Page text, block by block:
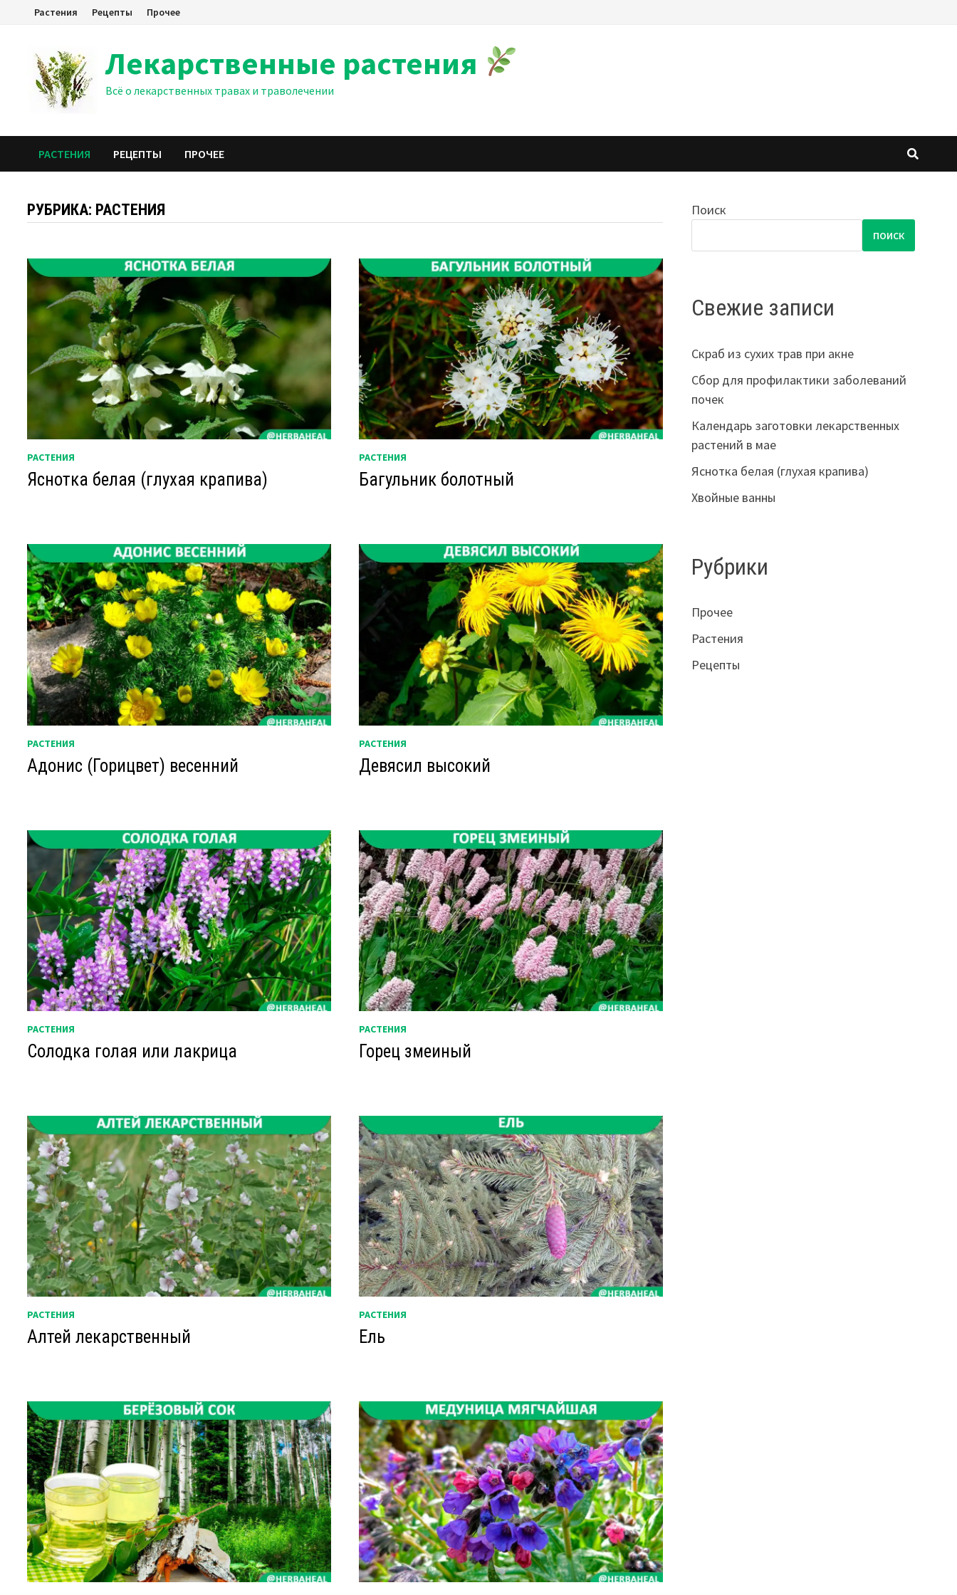
Перейти
содержимому
Растения Рецепты Прочее
Лекарственные растения
Всё о лекарственных травах и траволечении
РАСТЕНИЯ РЕЦЕПТЫ ПРОЧЕЕ
РУБРИКА: РАСТЕНИЯ
РАСТЕНИЯ
Яснотка белая (глухая крапива)
РАСТЕНИЯ
Багульник болотный
РАСТЕНИЯ
Адонис (Горицвет) весенний
РАСТЕНИЯ
Девясил высокий
РАСТЕНИЯ
Солодка голая или лакрица
РАСТЕНИЯ
Горец змеиный
РАСТЕНИЯ
Алтей лекарственный
РАСТЕНИЯ
Ель
Поиск
ПОИСК
Свежие записи
Скраб из сухих трав при акне
Сбор для профилактики заболеваний
почек
Календарь заготовки лекарственных
растений в мае
Яснотка белая (глухая крапива)
Хвойные ванны
Рубрики
Прочее
Растения
Рецепты